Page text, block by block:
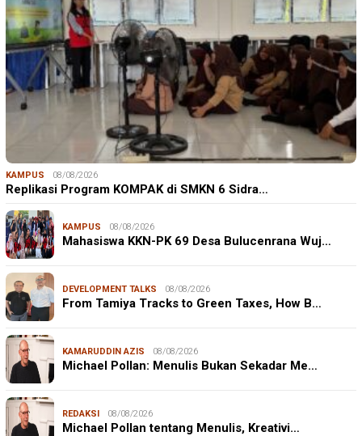
KAMPUS 08/08/2026
Replikasi Program KOMPAK di SMKN 6 Sidra…
KAMPUS 08/08/2026
Mahasiswa KKN-PK 69 Desa Bulucenrana Wuj…
DEVELOPMENT TALKS 08/08/2026
From Tamiya Tracks to Green Taxes, How B…
KAMARUDDIN AZIS 08/08/2026
Michael Pollan: Menulis Bukan Sekadar Me…
REDAKSI 08/08/2026
Michael Pollan tentang Menulis, Kreativi…